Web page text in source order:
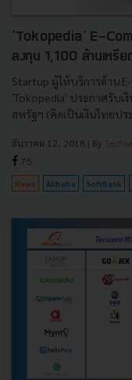
'Tokopedia' E-
ลงทุน 1,100 ล้านเห
Startup ผู้ให้บริการด้าน
'Tokopedia' ประกาศรับเ
สหรัฐฯ (คิดเป็นเงินไทยปร
ธันวาคม 12, 2018 | By
75
News Alibaba SoftBank